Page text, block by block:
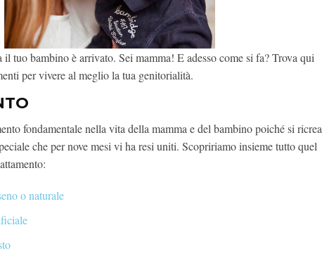
il tuo bambino è arrivato. Sei mamma! E adesso come si fa? Trova qui
per vivere al meglio la tua genitorialità.
fondamentale nella vita della mamma e del bambino poiché si ricrea
che per nove mesi vi ha resi uniti. Scopririamo insieme tutto quel
o naturale